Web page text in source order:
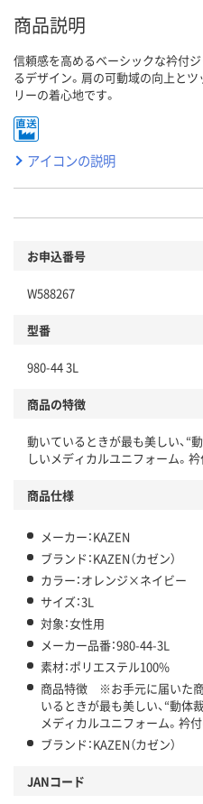
商品説明
信頼感を高めるベーシックな衿付
るデザイン。肩の可動域の向上と
リーの着心地です。
アイコンの説明
お申込番号
W588267
型番
980-44 3L
商品の特徴
動いているときが最も美しい、“
しいメディカルユニフォーム。
商品仕様
メーカー：KAZEN
ブランド：KAZEN（カゼン）
カラー：オレンジ×ネイビー
サイズ：3L
対象：女性用
メーカー品番：980-44-3L
素材：ポリエステル100%
商品特徴 ※お手元に届いた商
いるときが最も美しい、“動体
メディカルユニフォーム。衿
ブランド：KAZEN（カゼン）
JANコード